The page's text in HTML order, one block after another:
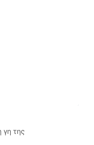
γη της